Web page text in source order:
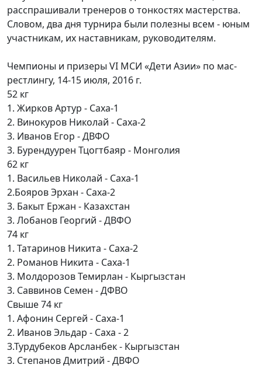
расспрашивали тренеров о тонкостях мастерства.
Словом, два дня турнира были полезны всем - юным
участникам, их наставникам, руководителям.
Чемпионы и призеры VI МСИ «Дети Азии» по мас-
рестлингу, 14-15 июля, 2016 г.
52 кг
1. Жирков Артур - Саха-1
2. Винокуров Николай - Саха-2
3. Иванов Егор - ДВФО
3. Бурендуурен Тцогтбаяр - Монголия
62 кг
1. Васильев Николай - Саха-1
2.Бояров Эрхан - Саха-2
3. Бакыт Ержан - Казахстан
3. Лобанов Георгий - ДВФО
74 кг
1. Татаринов Никита - Саха-2
2. Романов Никита - Саха-1
3. Молдорозов Темирлан - Кыргызстан
3. Саввинов Семен - ДФВО
Свыше 74 кг
1. Афонин Сергей - Саха-1
2. Иванов Эльдар - Саха - 2
3.Турдубеков Арсланбек - Кыргызстан
3. Степанов Дмитрий - ДВФО